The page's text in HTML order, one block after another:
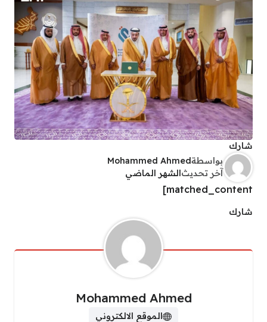
شارك
بواسطةMohammed Ahmed
آخر تحديث الشهر الماضي
matched_content]
شارك
Mohammed Ahmed
الموقع الالكتروني